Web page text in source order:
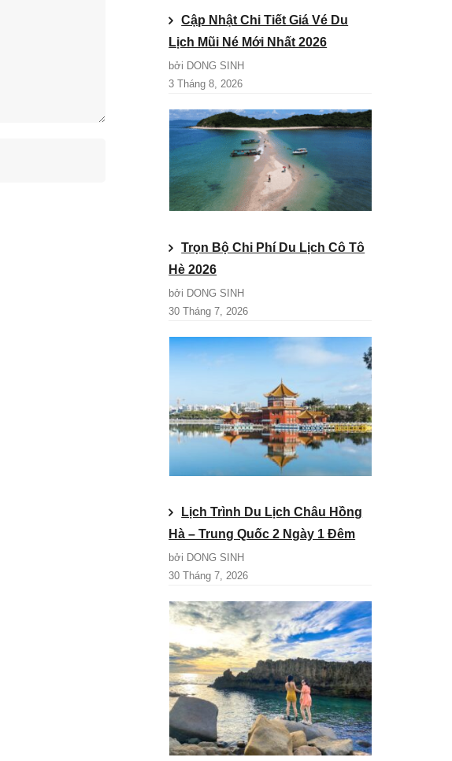
Cập Nhật Chi Tiết Giá Vé Du
Lịch Mũi Né Mới Nhất 2026
bởi DONG SINH
3 Tháng 8, 2026
Trọn Bộ Chi Phí Du Lịch Cô Tô
Hè 2026
bởi DONG SINH
30 Tháng 7, 2026
Lịch Trình Du Lịch Châu Hồng
Hà – Trung Quốc 2 Ngày 1 Đêm
bởi DONG SINH
30 Tháng 7, 2026